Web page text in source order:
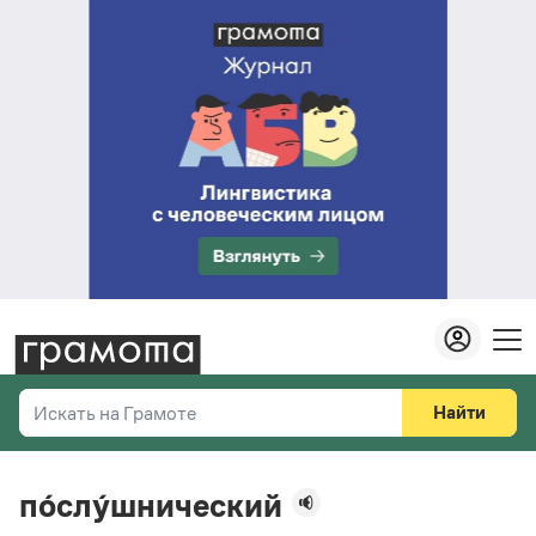
Искать на Грамоте
Справочная служба
Найти
по́слу́шнический